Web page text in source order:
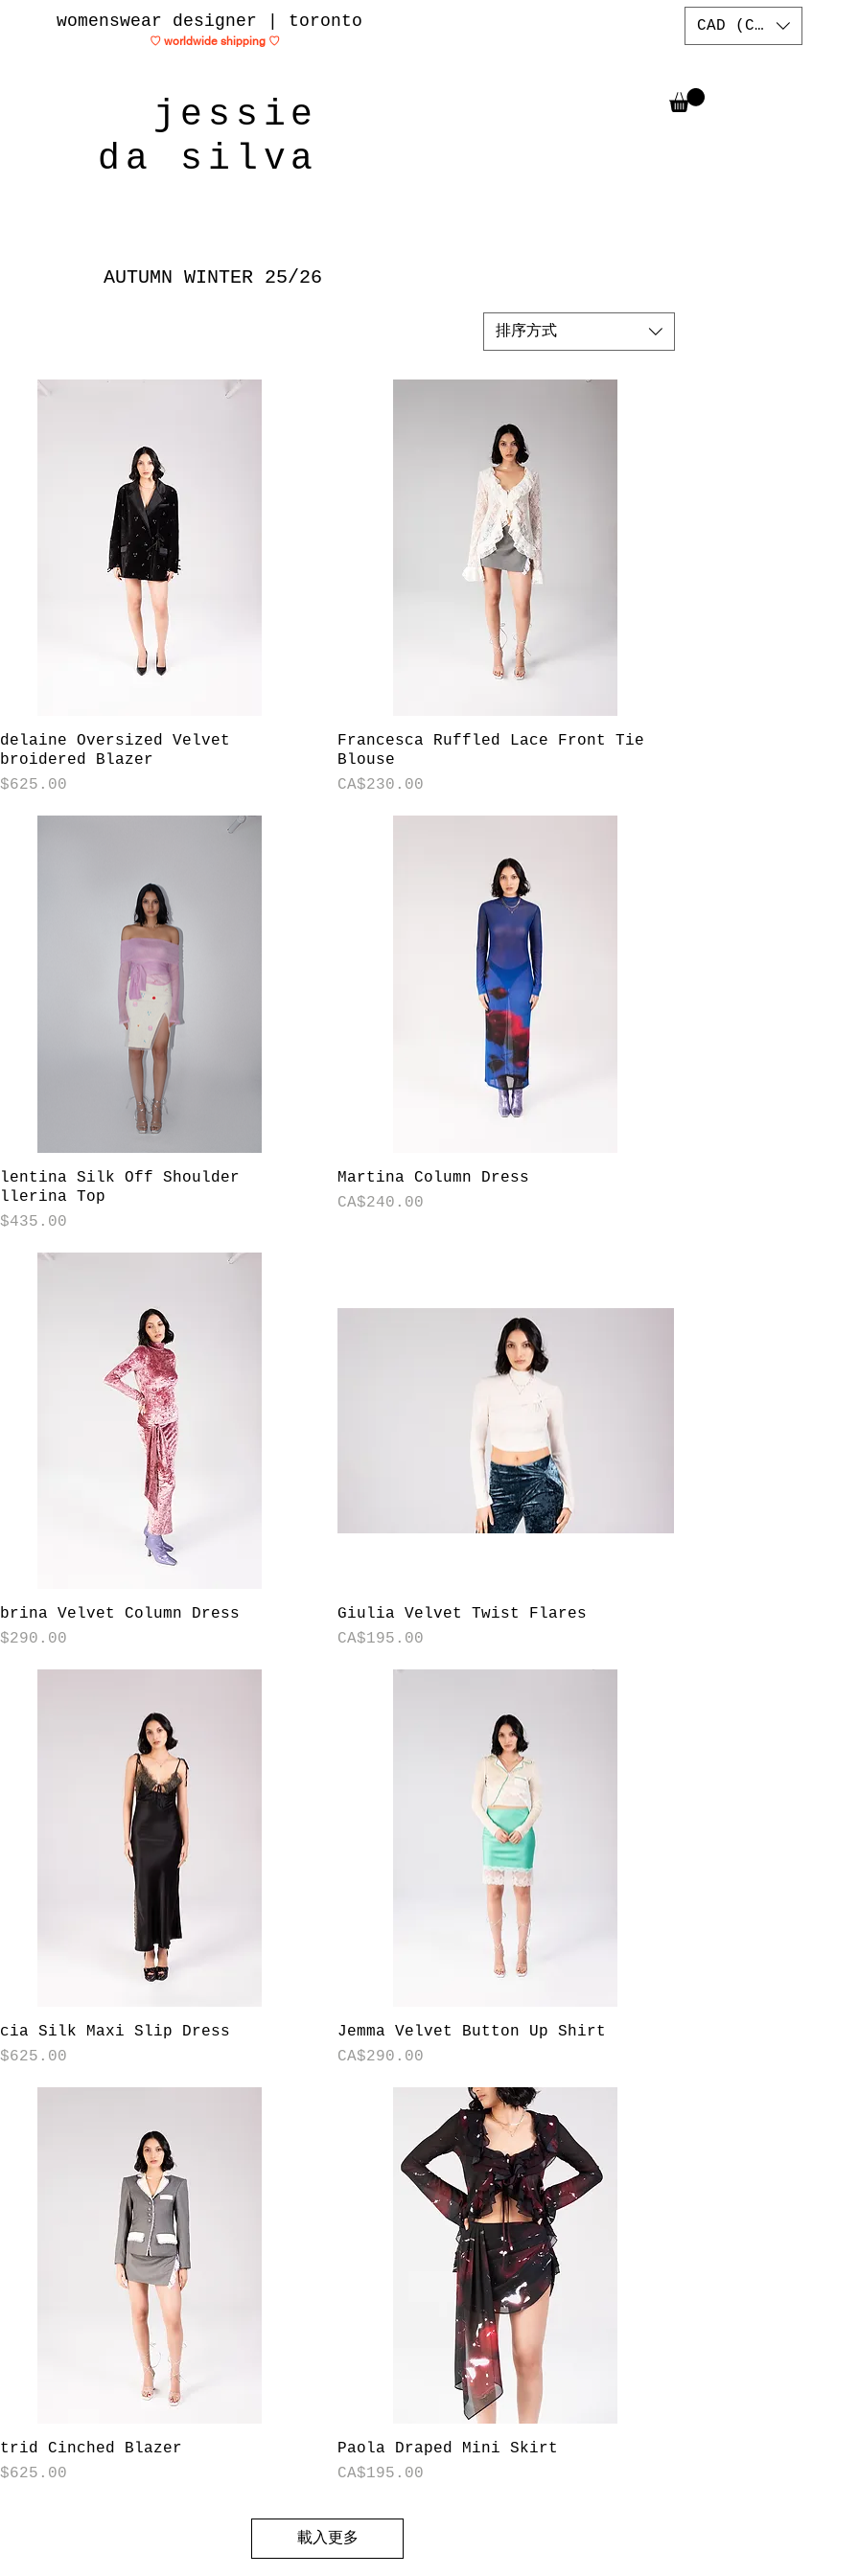
womenswear designer | toronto
♡ worldwide shipping ♡
CAD (C$)
jessie
da silva
AUTUMN WINTER 25/26
排序方式
快速瀏覽
Oversized Velvet
Blazer
快速瀏覽
Francesca Ruffled Lace Front Tie
Blouse
價格
CA$230.00
快速瀏覽
Silk Off Shoulder
Top
快速瀏覽
Martina Column Dress
價格
CA$240.00
快速瀏覽
Velvet Column Dress
快速瀏覽
Giulia Velvet Twist Flares
價格
CA$195.00
快速瀏覽
Silk Maxi Slip Dress
快速瀏覽
Jemma Velvet Button Up Shirt
價格
CA$290.00
快速瀏覽
Cinched Blazer
快速瀏覽
Paola Draped Mini Skirt
價格
CA$195.00
載入更多